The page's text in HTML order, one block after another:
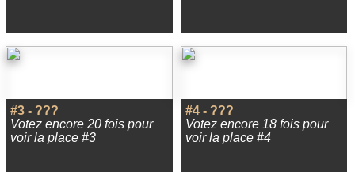
#3 - ???
Votez encore 20 fois pour
voir la place #3
#4 - ???
Votez encore 18 fois pour
voir la place #4